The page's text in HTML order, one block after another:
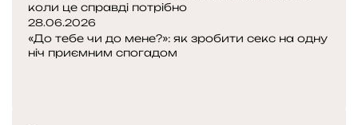
і
п
р
р
а
в
коли це справді потрібно
28.06.2026
«До тебе чи до мене?»: як зробити секс на одну
ніч приємним спогадом